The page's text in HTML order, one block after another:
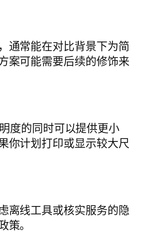
通常能在对比背景下为简
案可能需要后续的修饰来
度的同时可以提供更小
你计划打印或显示较大尺
离线工具或核实服务的隐
。